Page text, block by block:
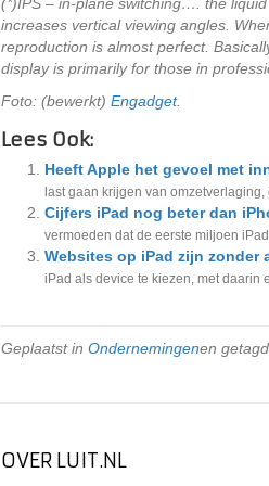
increases vertical viewing angles.
reproduction is almost perfect.
display is primarily for those in
Foto: (bewerkt) Engadget.
Lees Ook:
Heeft Apple het gevoel met
last gaan krijgen van
Cijfers iPad nog beter dan
vermoeden dat de eerste miljoen
Websites op iPad zijn zonder
iPad als device te kiezen, met daarin
Geplaatst in Ondernemingenen
OVER LUIT.NL